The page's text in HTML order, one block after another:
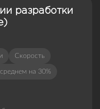
разработки
Скорость
на 30%